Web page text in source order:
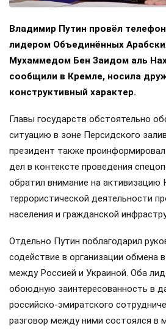
Владимир Путин провёл
лидером Объединённых
Мухаммедом Бен Заидом аль
сообщили в Кремле, носила
конструктивный характер.
Главы государств обстоятельно
ситуацию в зоне Персидского
президент также
дел в контексте проведения
обратил внимание на активизацию
террористической деятельности
населения и гражданской
Отдельно Путин поблагодарил
содействие в организации обмена
между Россией и Украиной. Оба
обоюдную заинтересованность в
российско-эмиратского
разговор между ними состоялся в